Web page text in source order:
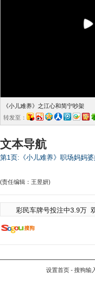
《小儿难养》之江心和简宁吵架
转发至：
文本导航
第1页:《小儿难养》职场妈妈
(责任编辑：王昱妍)
彩民车牌号投注中3.9万
设置首页 - 搜狗输